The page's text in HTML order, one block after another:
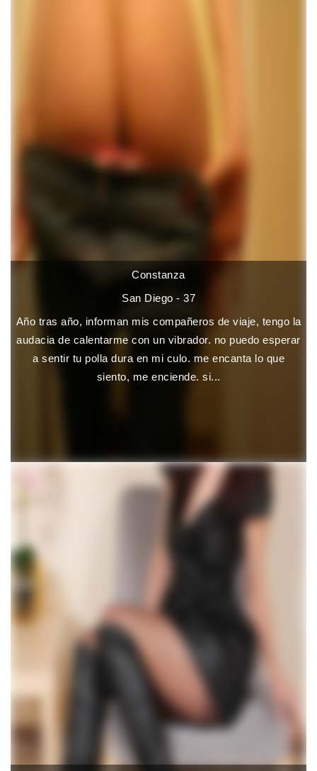
Constanza
San Diego - 37
Año tras año, informan mis compañeros de viaje, tengo la
audacia de calentarme con un vibrador. no puedo esperar
a sentir tu polla dura en mi culo. me encanta lo que
siento, me enciende. si...